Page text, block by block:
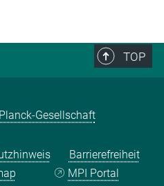
TOP
Gesellschaft
Barrierefreiheit
MPI Portal